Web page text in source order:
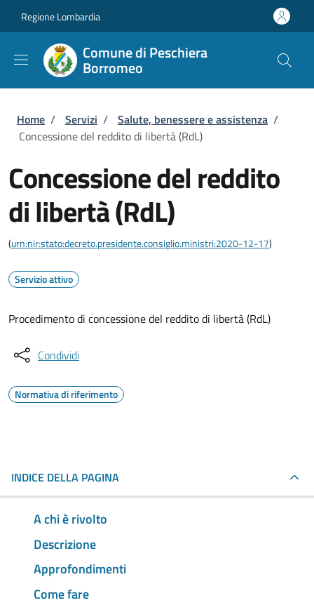
Regione Lombardia
Comune di Peschiera
Borromeo
Briciole di pane
Home / Servizi / Salute, benessere e assistenza /
Concessione del reddito di libertà (RdL)
Concessione del reddito
di libertà (RdL)
(urn:nir:stato:decreto.presidente.consiglio.ministri:2020-12-17)
Servizio attivo
Procedimento di concessione del reddito di libertà (RdL)
Condividi
Normativa di riferimento
INDICE DELLA PAGINA
A chi è rivolto
Descrizione
Approfondimenti
Come fare